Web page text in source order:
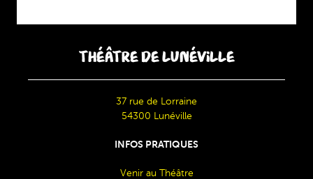
THÉÂTRE DE LUNÉVILLE
37 rue de Lorraine
54300 Lunéville
INFOS PRATIQUES
Venir au Théâtre